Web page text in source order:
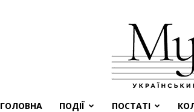
ГОЛОВНА ПОДІЇ ПОСТАТІ